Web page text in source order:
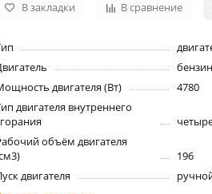
В закладки В сравнение
двигателя (Вт)
4780
двигателя внутреннего
объём двигателя
196
двигателя